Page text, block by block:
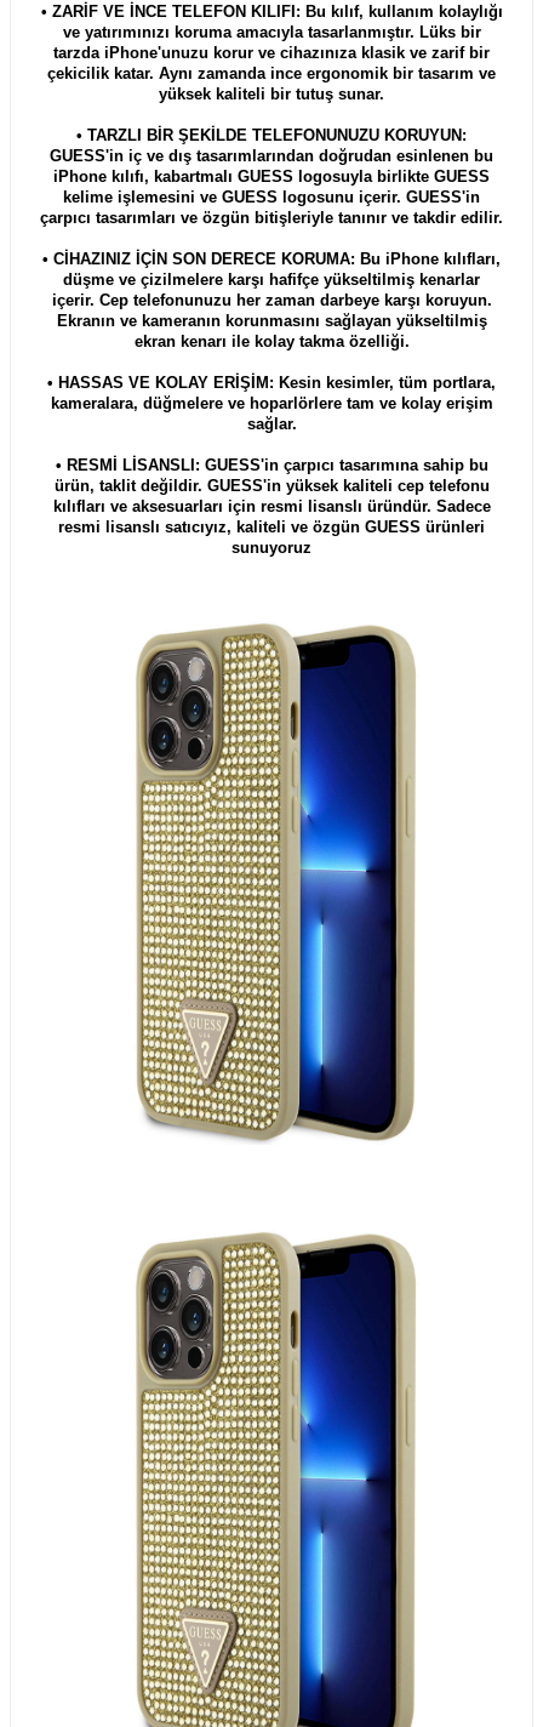
• ZARİF VE İNCE TELEFON KILIFI: Bu kılıf, kullanım kolaylığı
ve yatırımınızı koruma amacıyla tasarlanmıştır. Lüks bir
tarzda iPhone'unuzu korur ve cihazınıza klasik ve zarif bir
çekicilik katar. Aynı zamanda ince ergonomik bir tasarım ve
yüksek kaliteli bir tutuş sunar.
• TARZLI BİR ŞEKİLDE TELEFONUNUZU KORUYUN:
GUESS'in iç ve dış tasarımlarından doğrudan esinlenen bu
iPhone kılıfı, kabartmalı GUESS logosuyla birlikte GUESS
kelime işlemesini ve GUESS logosunu içerir. GUESS'in
çarpıcı tasarımları ve özgün bitişleriyle tanınır ve takdir edilir.
• CİHAZINIZ İÇİN SON DERECE KORUMA: Bu iPhone kılıfları,
düşme ve çizilmelere karşı hafifçe yükseltilmiş kenarlar
içerir. Cep telefonunuzu her zaman darbeye karşı koruyun.
Ekranın ve kameranın korunmasını sağlayan yükseltilmiş
ekran kenarı ile kolay takma özelliği.
• HASSAS VE KOLAY ERİŞİM: Kesin kesimler, tüm portlara,
kameralara, düğmelere ve hoparlörlere tam ve kolay erişim
sağlar.
• RESMİ LİSANSLI: GUESS'in çarpıcı tasarımına sahip bu
ürün, taklit değildir. GUESS'in yüksek kaliteli cep telefonu
kılıfları ve aksesuarları için resmi lisanslı üründür. Sadece
resmi lisanslı satıcıyız, kaliteli ve özgün GUESS ürünleri
sunuyoruz